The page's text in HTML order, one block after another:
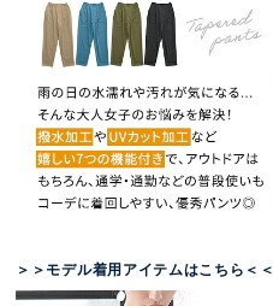
＞＞モデル着用アイテムはこちら＜＜